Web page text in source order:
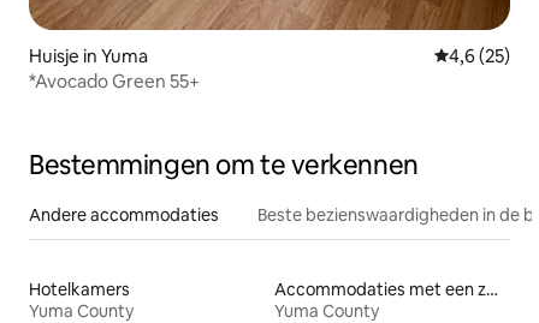
Huisje in Yuma
4,6 (25)
*Avocado Green 55+
Bestemmingen om te verkennen
Andere accommodaties Beste bezienswaardigheden in de
Hotelkamers
Yuma County
Accommodaties met een zwembad
Yuma County